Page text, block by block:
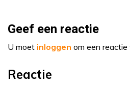
Geef een reactie
U moet inloggen om een
Reactie